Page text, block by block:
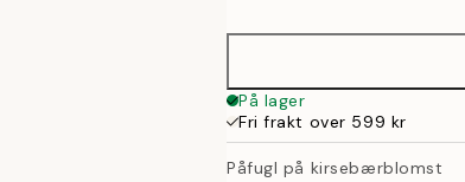
På lager
Fri frakt over 599 kr
Påfugl på kirsebærblomst